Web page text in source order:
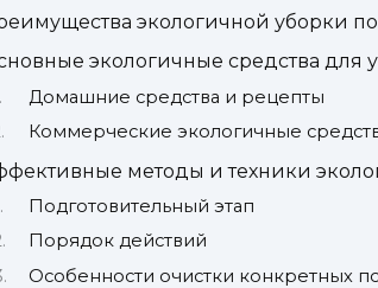
экологичной уборки
экологичные средства для
Домашние средства и рецепты
Коммерческие экологичные
методы и техники
Подготовительный этап
Порядок действий
Особенности очистки конкретных